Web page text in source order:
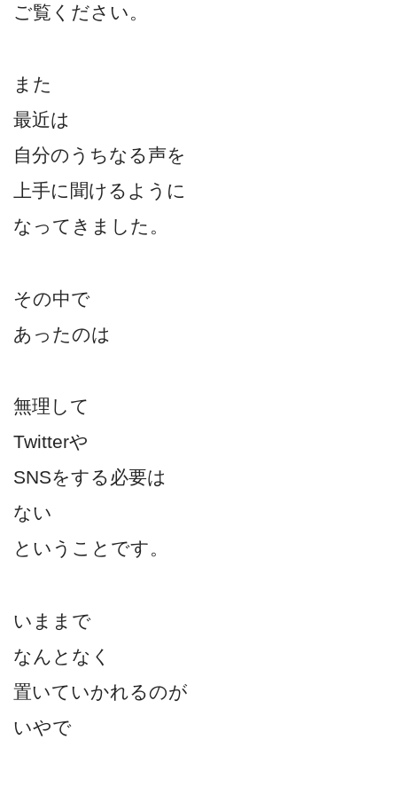
ご覧ください。
また
最近は
自分のうちなる声を
上手に聞けるように
なってきました。
その中で
あったのは
無理して
Twitterや
SNSをする必要は
ない
ということです。
いままで
なんとなく
置いていかれるのが
いやで